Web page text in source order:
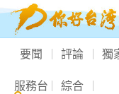
要聞 評論 獨
服務台 綜合